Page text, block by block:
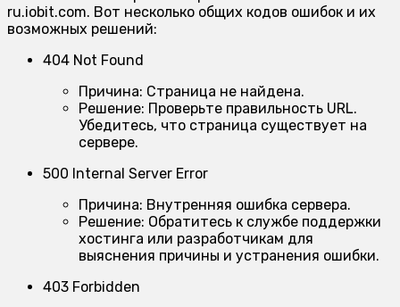
ru.iobit.com. Вот несколько общих кодов ошибок и их
возможных решений:
404 Not Found
Причина: Страница не найдена.
Решение: Проверьте правильность URL.
Убедитесь, что страница существует на
сервере.
500 Internal Server Error
Причина: Внутренняя ошибка сервера.
Решение: Обратитесь к службе поддержки
хостинга или разработчикам для
выяснения причины и устранения ошибки.
403 Forbidden